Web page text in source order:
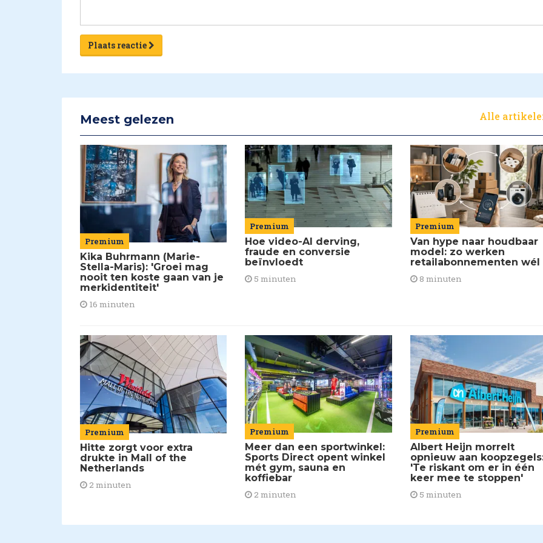
Plaats reactie
Meest gelezen Alle
Premium
Kika Buhrmann (Marie-
Stella-Maris): 'Groei mag
nooit ten koste gaan van je
merkidentiteit'
16 minuten
Premium
Hoe video-AI derving,
fraude en conversie
beïnvloedt
5 minuten
Premium
Van hype naar houdbaar
model: zo werken
retailabonnementen wél
8 minuten
Premium
Hitte zorgt voor extra
drukte in Mall of the
Netherlands
2 minuten
Premium
Meer dan een sportwinkel:
Sports Direct opent winkel
mét gym, sauna en
koffiebar
2 minuten
Premium
Albert Heijn morrelt
opnieuw aan
'Te riskant om er in één
keer mee te stoppen'
5 minuten